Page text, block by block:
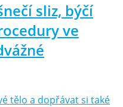
sliz, býčí
ve
tělo a dopřávat si také